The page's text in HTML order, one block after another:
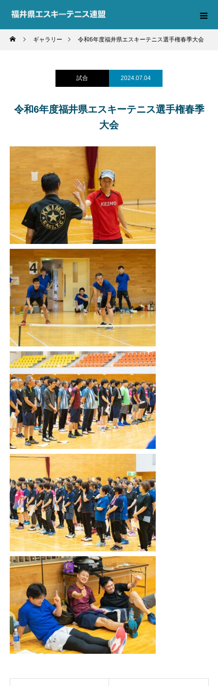
ギャラリー 令和6年度福井県エスキーテニス選手権春季大会
試合 2024.07.04
令和6年度福井県エスキーテニス選手権春季
大会